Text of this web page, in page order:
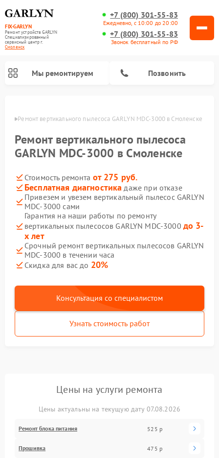
FIX-GARLYN
Ремонт устройств GARLYN
Специализированный
cервисный центр г.
Смоленск
+7 (800) 301-55-83
Ежедневно, с 10:00 до 20:00
+7 (800) 301-55-83
Звонок бесплатный по РФ
Мы ремонтируем Позвонить
Ремонт вертикального пылесоса GARLYN MDC-3000 в Смоленске
Ремонт вертикального пылесоса
GARLYN MDC-3000 в Смоленске
Стоимость ремонта от 275 руб.
Бесплатная диагностика даже при отказе
Привезем и увезем вертикальный пылесос GARLYN
MDC-3000 сами
Гарантия на наши работы по ремонту
вертикальных пылесосов GARLYN MDC-3000 до 3-
х лет
Срочный ремонт вертикальных пылесосов GARLYN
MDC-3000 в течении часа
Скидка для вас до 20%
Консультация со специалистом
Узнать стоимость работ
Цены на услуги ремонта
Цены актуальны на текущую дату 07.08.2026
Ремонт блока питания 525 р
Прошивка 475 р